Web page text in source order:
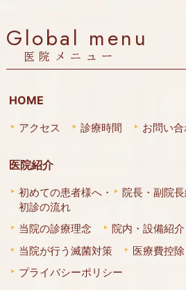
Global menu
医院メニュー
HOME
アクセス 診療時間 お問い
医院紹介
初めての患者様へ・
初診の流れ
院長・副院
当院の診療理念
院内・設備紹介
当院が行う滅菌対策
医療費控除
プライバシーポリシー